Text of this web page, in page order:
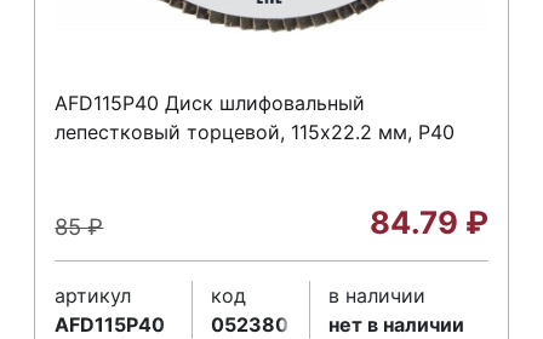
AFD115P40 Диск шлифовальный
лепестковый торцевой, 115х22.2 мм, Р40
85₽ 84.79 ₽
артикул
AFD115P40
код
052380
в наличии
нет в наличии